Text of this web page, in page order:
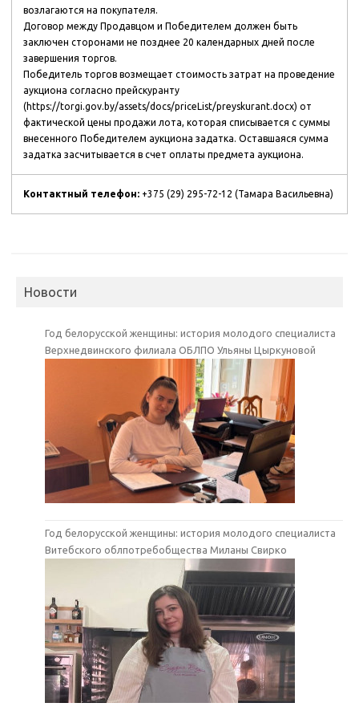
возлагаются на покупателя.
Договор между Продавцом и Победителем должен быть
заключен сторонами не позднее 20 календарных дней после
завершения торгов.
Победитель торгов возмещает стоимость затрат на проведение
аукциона согласно прейскуранту
(https://torgi.gov.by/assets/docs/priceList/preyskurant.docx) от
фактической цены продажи лота, которая списывается с суммы
внесенного Победителем аукциона задатка. Оставшаяся сумма
задатка засчитывается в счет оплаты предмета аукциона.
Контактный телефон: +375 (29) 295-72-12 (Тамара Васильевна)
Новости
Год белорусской женщины: история молодого специалиста
Верхнедвинского филиала ОБЛПО Ульяны Цыркуновой
Год белорусской женщины: история молодого специалиста
Витебского облпотребобщества Миланы Свирко